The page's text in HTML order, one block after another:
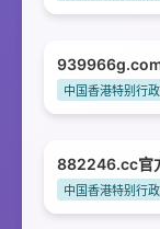
939966g.com
中国香港特别行
882246.cc官
中国香港特别行